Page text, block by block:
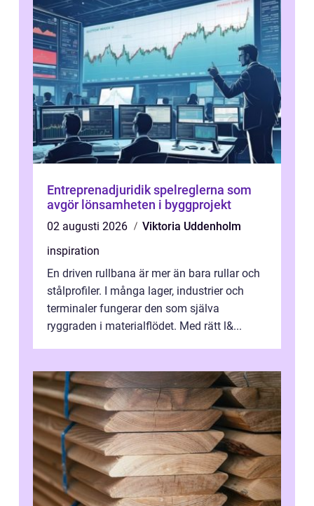
Entreprenadjuridik spelreglerna som
avgör lönsamheten i byggprojekt
02 augusti 2026
Viktoria Uddenholm
inspiration
En driven rullbana är mer än bara rullar och
stålprofiler. I många lager, industrier och
terminaler fungerar den som själva
ryggraden i materialflödet. Med rätt l&...